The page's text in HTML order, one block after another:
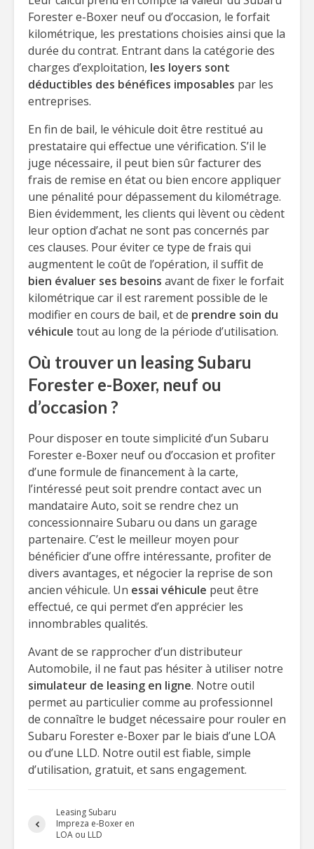
Forester e-Boxer neuf ou d’occasion, le forfait
kilométrique, les prestations choisies ainsi que la
durée du contrat. Entrant dans la catégorie des
charges d’exploitation, les loyers sont
déductibles des bénéfices imposables par les
entreprises.
En fin de bail, le véhicule doit être restitué au
prestataire qui effectue une vérification. S’il le
juge nécessaire, il peut bien sûr facturer des
frais de remise en état ou bien encore appliquer
une pénalité pour dépassement du kilométrage.
Bien évidemment, les clients qui lèvent ou cèdent
leur option d’achat ne sont pas concernés par
ces clauses. Pour éviter ce type de frais qui
augmentent le coût de l’opération, il suffit de
bien évaluer ses besoins avant de fixer le forfait
kilométrique car il est rarement possible de le
modifier en cours de bail, et de prendre soin du
véhicule tout au long de la période d’utilisation.
Où trouver un leasing Subaru
Forester e-Boxer, neuf ou
d’occasion ?
Pour disposer en toute simplicité d’un Subaru
Forester e-Boxer neuf ou d’occasion et profiter
d’une formule de financement à la carte,
l’intéressé peut soit prendre contact avec un
mandataire Auto, soit se rendre chez un
concessionnaire Subaru ou dans un garage
partenaire. C’est le meilleur moyen pour
bénéficier d’une offre intéressante, profiter de
divers avantages, et négocier la reprise de son
ancien véhicule. Un essai véhicule peut être
effectué, ce qui permet d’en apprécier les
innombrables qualités.
Avant de se rapprocher d’un distributeur
Automobile, il ne faut pas hésiter à utiliser notre
simulateur de leasing en ligne. Notre outil
permet au particulier comme au professionnel
de connaître le budget nécessaire pour rouler en
Subaru Forester e-Boxer par le biais d’une LOA
ou d’une LLD. Notre outil est fiable, simple
d’utilisation, gratuit, et sans engagement.
Leasing Subaru
Impreza e-Boxer en
LOA ou LLD